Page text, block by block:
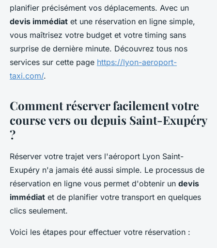
planifier précisément vos déplacements. Avec un
devis immédiat et une réservation en ligne simple,
vous maîtrisez votre budget et votre timing sans
surprise de dernière minute. Découvrez tous nos
services sur cette page https://lyon-aeroport-
taxi.com/.
Comment réserver facilement votre
course vers ou depuis Saint-Exupéry
?
Réserver votre trajet vers l'aéroport Lyon Saint-
Exupéry n'a jamais été aussi simple. Le processus de
réservation en ligne vous permet d'obtenir un devis
immédiat et de planifier votre transport en quelques
clics seulement.
Voici les étapes pour effectuer votre réservation :